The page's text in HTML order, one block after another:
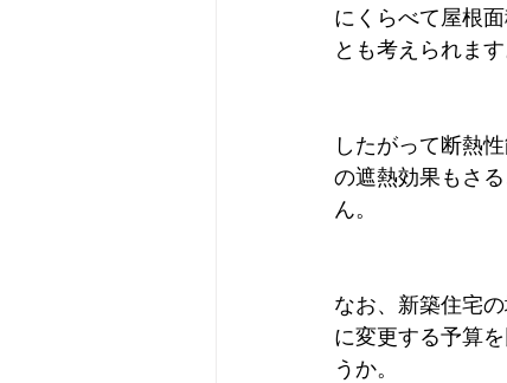
にくらべて屋根
とも考えられます
したがって断熱
の遮熱効果もさ
ん。
なお、新築住宅
に変更する予算
うか。